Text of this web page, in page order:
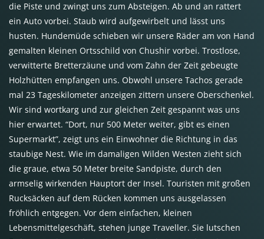
die Piste und zwingt uns zum Absteigen. Ab und an rattert
ein Auto vorbei. Staub wird aufgewirbelt und lässt uns
husten. Hundemüde schieben wir unsere Räder am von Hand
gemalten kleinen Ortsschild von Chushir vorbei. Trostlose,
verwitterte Bretterzäune und vom Zahn der Zeit gebeugte
Holzhütten empfangen uns. Obwohl unsere Tachos gerade
mal 23 Tageskilometer anzeigen zittern unsere Oberschenkel.
Wir sind wortkarg und zur gleichen Zeit gespannt was uns
hier erwartet. “Dort, nur 500 Meter weiter, gibt es einen
Supermarkt”, zeigt uns ein Einwohner die Richtung in das
staubige Nest. Wie im damaligen Wilden Westen zieht sich
die graue, etwa 50 Meter breite Sandpiste, durch den
armselig wirkenden Hauptort der Insel. Touristen mit großen
Rucksäcken auf dem Rücken kommen uns ausgelassen
fröhlich entgegen. Vor dem einfachen, kleinen
Lebensmittelgeschäft, stehen junge Traveller. Sie lutschen